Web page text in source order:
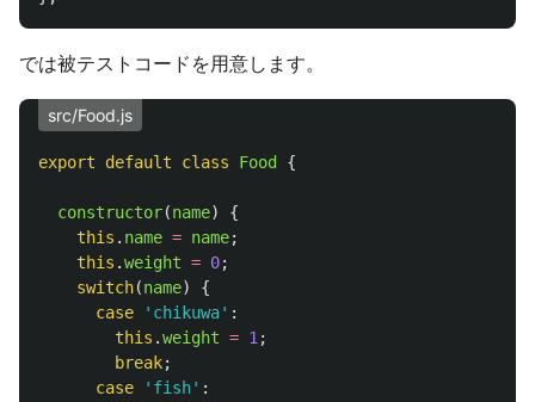
では被テストコードを用意します。
src/Food.js
export default class Food {
constructor(name)
{
this . name = name;
this .weight = 0;
switch(name)
{
case
' chikuwa' :
this .weight = 1 ;
break;
case
' fish' :